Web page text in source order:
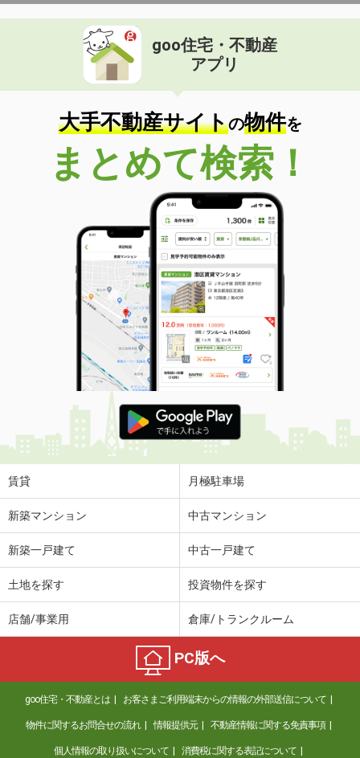
長野県佐久市佐久平駅北
価 格
住 所
長野県佐久市佐久平駅北
専有面積 20.28m²
間取り
1K
長野県茅野市ちの
価 格
4.50万円
長野県茅野市ちの
20.28m²
間取り
1K
長野県塩尻市大字広丘野村
価 格
5.40万円
住 所
長野県塩尻市大字広丘野村
専有面積 23.18m²
間取り
1K
長野県塩尻市大字広丘高出
価 格
4.70万円
住 所
長野県塩尻市大字広丘高出
専有面積
長野県長野市大字稲葉南俣
5.70万円
長野県上田市中央北３丁目
4.01万円
住 所
長野県上田市中央北３丁目
専有面積 28.98m²
間取り
2K
長野県須坂市大字野辺村石町
goo住宅・不動産
アプリ
大手不動産サイトの物件を
まとめて検索！
賃貸 月極駐車場
新築マンション 中古マンション
新築一戸建て 中古一戸建て
土地を探す 投資物件を探す
店舗/事業用 倉庫/トランクルーム
PC版へ
goo住宅・不動産とは お客さまご利用端末からの情報の外部送信について
物件に関するお問合せの流れ 情報提供元 不動産情報に関する免責事項
個人情報の取り扱いについて 消費税に関する表記について